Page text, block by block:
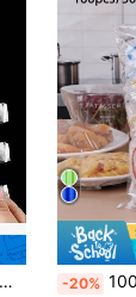
-20% 100/50枚 使い捨てプラスチック